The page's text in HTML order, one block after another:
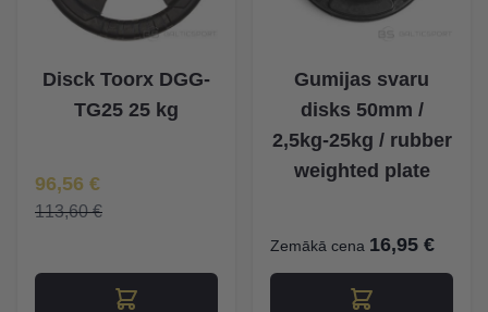
Disck Toorx DGG-
TG25 25 kg
Īpaša Cena
96,56 €
113,60 €
Gumijas svaru
disks 50mm /
2,5kg-25kg / rubber
weighted plate
Zemākā cena 16,95 €